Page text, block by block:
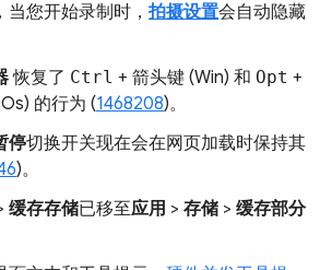
当您开始录制时， 拍摄设置会自动隐藏
恢复了 Ctrl + 箭头键 (Win) 和 Opt +
的行为 (1468208)。
停切换开关现在会在网页加载时保持其
)。
缓存存储已移至应用 > 存储 > 缓存部分